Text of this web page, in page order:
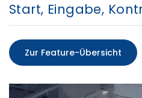
Start, Eingabe,
Zur Feature-Übersicht